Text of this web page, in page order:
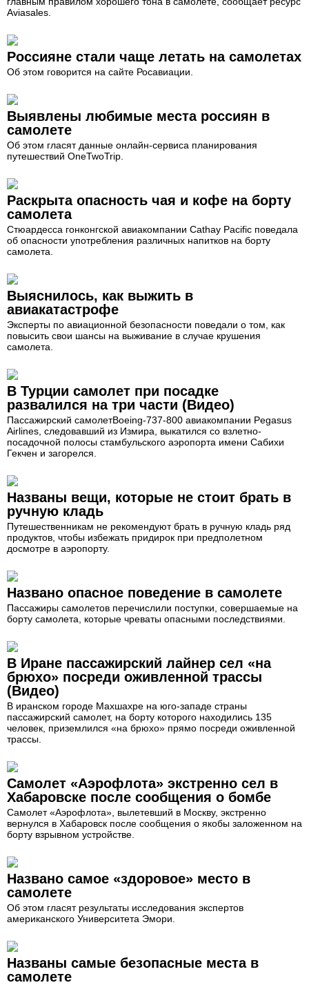
Aviasales.
Россияне стали чаще летать на самолетах
Об этом говорится на сайте Росавиации.
Выявлены любимые места россиян в
самолете
Об этом гласят данные онлайн-сервиса планирования
путешествий OneTwoTrip.
Раскрыта опасность чая и кофе на борту
самолета
Стюардесса гонконгской авиакомпании Cathay Pacific поведала
об опасности употребления различных напитков на борту
самолета.
Выяснилось, как выжить в
авиакатастрофе
Эксперты по авиационной безопасности поведали о том, как
повысить свои шансы на выживание в случае крушения
самолета.
В Турции самолет при посадке
развалился на три части (Видео)
Пассажирский самолетBoeing-737-800 авиакомпании Pegasus
Airlines, следовавший из Измира, выкатился со взлетно-
посадочной полосы стамбульского аэропорта имени Сабихи
Гекчен и загорелся.
Названы вещи, которые не стоит брать в
ручную кладь
Путешественникам не рекомендуют брать в ручную кладь ряд
продуктов, чтобы избежать придирок при предполетном
досмотре в аэропорту.
Названо опасное поведение в самолете
Пассажиры самолетов перечислили поступки, совершаемые на
борту самолета, которые чреваты опасными последствиями.
В Иране пассажирский лайнер сел «на
брюхо» посреди оживленной трассы
(Видео)
В иранском городе Махшахре на юго-западе страны
пассажирский самолет, на борту которого находились 135
человек, приземлился «на брюхо» прямо посреди оживленной
трассы.
Самолет «Аэрофлота» экстренно сел в
Хабаровске после сообщения о бомбе
Самолет «Аэрофлота», вылетевший в Москву, экстренно
вернулся в Хабаровск после сообщения о якобы заложенном на
борту взрывном устройстве.
Названо самое «здоровое» место в
самолете
Об этом гласят результаты исследования экспертов
американского Университета Эмори.
Названы самые безопасные места в
самолете